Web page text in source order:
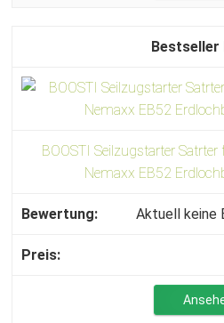
BOOSTI Seilzugstarter
Nemaxx EB52
Aktuell keine